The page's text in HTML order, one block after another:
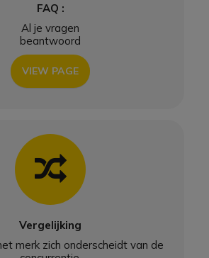
FAQ :
Al je vragen
beantwoord
VIEW PAGE
Icon
Vergelijking
merk zich onderscheidt van de